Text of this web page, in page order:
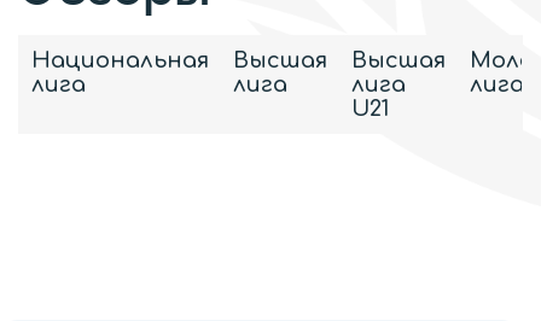
Национальная
лига
Высшая
лига
Высшая
лига
U21
лига